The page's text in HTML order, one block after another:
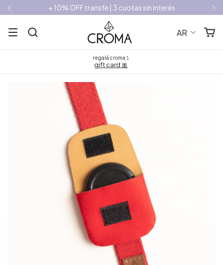
+ 10% OFF transfe | 3 cuotas sin interés
AR
regalá croma ⤵
gift card 🎀